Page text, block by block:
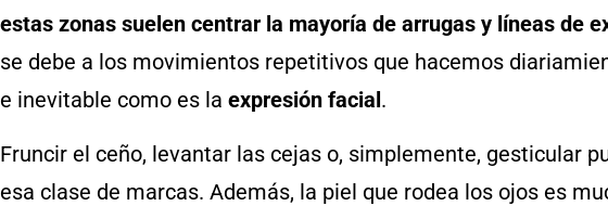
estas zonas suelen centrar la mayoría de arrugas y líneas de
se debe a los movimientos repetitivos que hacemos
e inevitable como es la expresión facial.
Fruncir el ceño, levantar las cejas o, simplemente, gesticular
esa clase de marcas. Además, la piel que rodea los ojos es